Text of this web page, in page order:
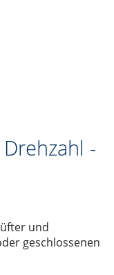
-
und
geschlossenen